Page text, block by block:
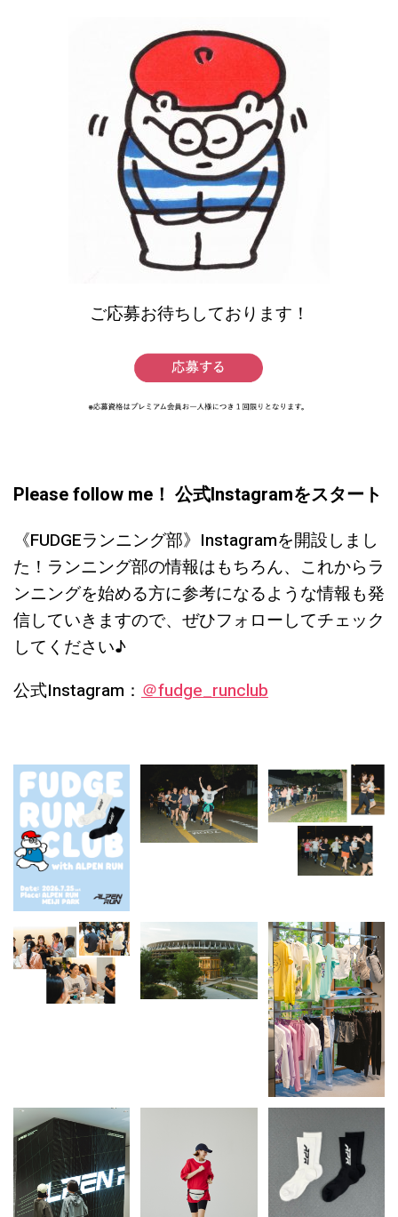
ご応募お待ちしております！
Please follow me！ 公式Instagramをスタート
《FUDGEランニング部》Instagramを開設しまし
た！ランニング部の情報はもちろん、これからラ
ンニングを始める方に参考になるような情報も発
信していきますので、ぜひフォローしてチェック
してください♪
公式Instagram： ＠fudge_runclub